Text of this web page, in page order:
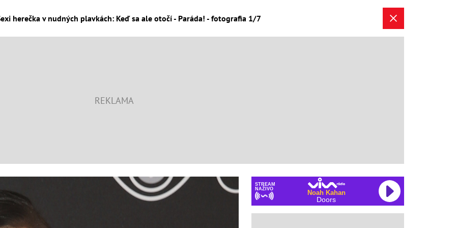
herečka v nudných plavkách: Keď sa ale otočí - Paráda! - fotografia 1/7
STREAM
NAŽIVO
Noah Kahan
Doors